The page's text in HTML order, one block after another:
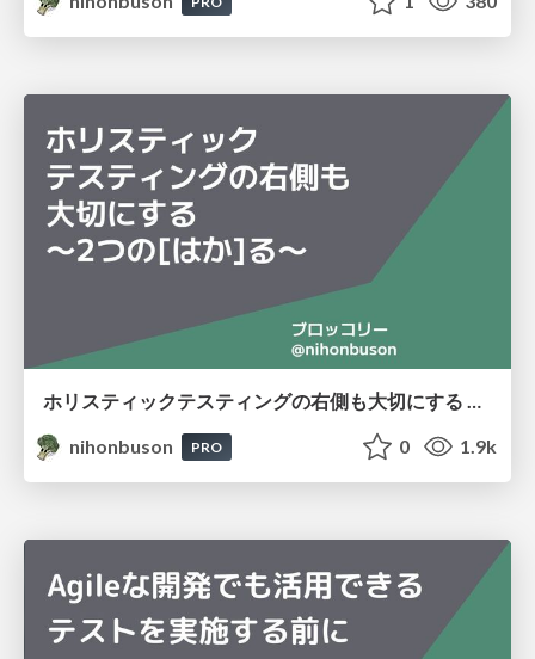
nihonbuson
PRO 0 1.9k